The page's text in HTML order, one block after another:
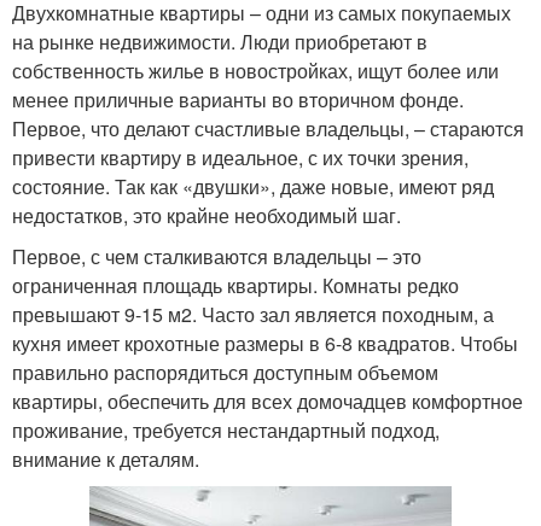
Двухкомнатные квартиры – одни из самых покупаемых
на рынке недвижимости. Люди приобретают в
собственность жилье в новостройках, ищут более или
менее приличные варианты во вторичном фонде.
Первое, что делают счастливые владельцы, – стараются
привести квартиру в идеальное, с их точки зрения,
состояние. Так как «двушки», даже новые, имеют ряд
недостатков, это крайне необходимый шаг.
Первое, с чем сталкиваются владельцы – это
ограниченная площадь квартиры. Комнаты редко
превышают 9-15 м2. Часто зал является походным, а
кухня имеет крохотные размеры в 6-8 квадратов. Чтобы
правильно распорядиться доступным объемом
квартиры, обеспечить для всех домочадцев комфортное
проживание, требуется нестандартный подход,
внимание к деталям.